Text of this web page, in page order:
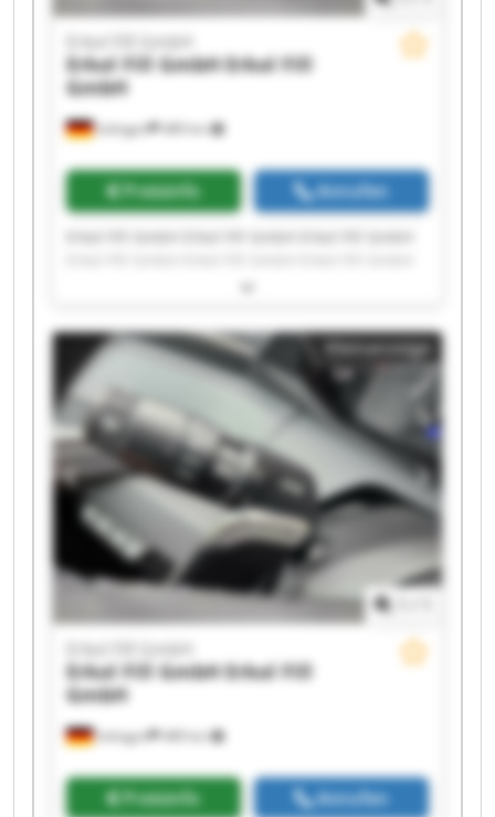
Solingen 489 km
Erkol Fill GmbH
Erkol Fill GmbHErkol Fill
GmbH
Preisinfo Anrufen
Erkol Fill GmbH Erkol Fill GmbH Erkol Fill GmbH
Erkol Fill GmbH Erkol Fill GmbH Erkol Fill GmbH
Erkol Fill GmbH Erkol Fill GmbH Erkol Fill GmbH
Erkol Fill GmbH Erkol Fill GmbH Erkol Fill GmbH
Erkol Fill GmbH Erkol Fill GmbH
Kleinanzeige
Solingen 489 km
Erkol Fill GmbH
Erkol Fill GmbHErkol Fill
GmbH
Preisinfo Anrufen